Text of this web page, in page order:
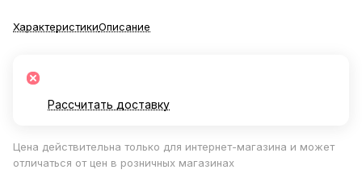
ХарактеристикиОписание
Рассчитать доставку
Цена действительна только для интернет-магазина и может
отличаться от цен в розничных магазинах